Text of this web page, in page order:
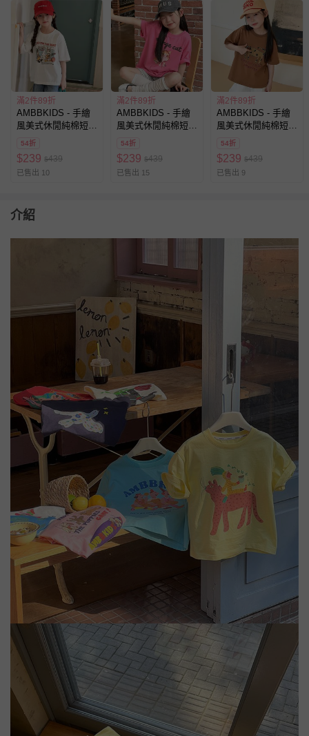
滿2件89折
AMBBKIDS - 手繪
風美式休閒純棉短袖
上衣-趣味卡通-白色
54折
$239 $439
已售出 10
滿2件89折
AMBBKIDS - 手繪
風美式休閒純棉短袖
上衣-趣味卡通-玫粉
54折
$239 $439
已售出 15
滿2件89折
AMBBKIDS - 手繪
風美式休閒純棉短袖
上衣-可愛動物-咖色
54折
$239 $439
已售出 9
介紹